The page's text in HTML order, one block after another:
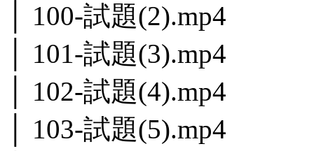
│ 100-試題(2).mp4
│ 101-試題(3).mp4
│ 102-試題(4).mp4
│ 103-試題(5).mp4